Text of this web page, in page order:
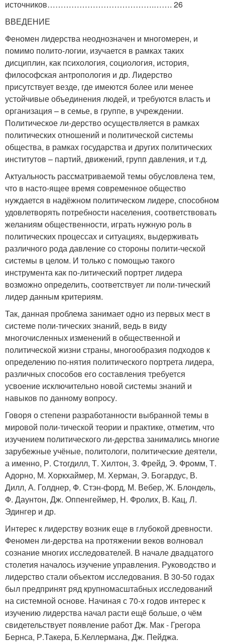
источников………………………………….……. 26
ВВЕДЕНИЕ
Феномен лидерства неоднозначен и многомерен, и
помимо полито-логии, изучается в рамках таких
дисциплин, как психология, социология, история,
философская антропология и др. Лидерство
присутствует везде, где имеются более или менее
устойчивые объединения людей, и требуются власть и
организация – в семье, в группе, в учреждении.
Политическое ли-дерство осуществляется в рамках
политических отношений и политической системы
общества, в рамках государства и других политических
институтов – партий, движений, групп давления, и т.д.
Актуальность рассматриваемой темы обусловлена тем,
что в насто-ящее время современное общество
нуждается в надёжном политическом лидере, способном
удовлетворять потребности населения, соответствовать
желаниям общественности, играть нужную роль в
политических процессах и ситуациях, выдерживать
различного рода давление со стороны полити-ческой
системы в целом. И только с помощью такого
инструмента как по-литический портрет лидера
возможно определить, соответствует ли поли-тический
лидер данным критериям.
Так, данная проблема занимает одно из первых мест в
системе поли-тических знаний, ведь в виду
многочисленных изменений в общественной и
политической жизни страны, многообразия подходов к
определению по-нятия политического портрета лидера,
различных способов его составления требуется
усвоение исключительно новой системы знаний и
навыков по данному вопросу.
Говоря о степени разработанности выбранной темы в
мировой поли-тической теории и практике, отметим, что
изучением политического ли-дерства занимались многие
зарубежные учёные, политологи, политические деятели,
а именно, Р. Стогдилл, Т. Хилтон, З. Фрейд, Э. Фромм, Т.
Адорно, М. Хоркхаймер, М. Херман, Э. Богардус, В.
Дилл, А. Голднер, Ф. Стэн-форд, М. Вебер, Ж. Блондель,
Ф. Даунтон, Дж. Оппенгеймер, Н. Фролих, В. Кац, Л.
Эдингер и др.
Интерес к лидерству возник еще в глубокой древности.
Феномен ли-дерства на протяжении веков волновал
сознание многих исследователей. В начале двадцатого
столетия началось изучение управления. Руководство и
лидерство стали объектом исследования. В 30-50 годах
был предпринят ряд крупномасштабных исследований
на системной основе. Начиная с 70-х годов интерес к
изучению лидерства начал расти ещё больше, о чём
свидетельствует появление работ Дж. Мак - Грегора
Бернса, Р.Такера, Б.Келлермана, Дж. Пейджа.